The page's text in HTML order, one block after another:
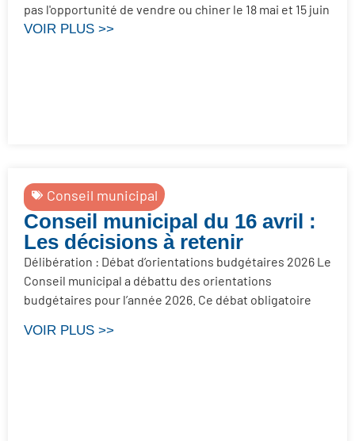
pas l'opportunité de vendre ou chiner le 18 mai et 15 juin
VOIR PLUS >>
Conseil municipal
Conseil municipal du 16 avril :
Les décisions à retenir
Délibération : Débat d’orientations budgétaires 2026 Le
Conseil municipal a débattu des orientations
budgétaires pour l’année 2026. Ce débat obligatoire
VOIR PLUS >>